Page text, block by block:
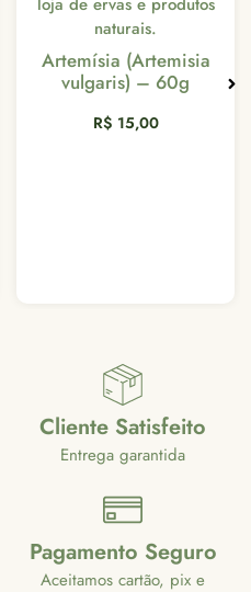
Artemísia (Artemisia
vulgaris) – 60g
15,00
Cliente Satisfeito
Entrega garantida
Pagamento Seguro
Aceitamos cartão, pix e